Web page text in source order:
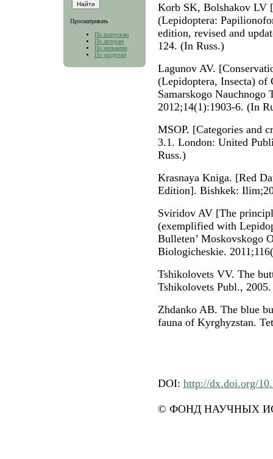
Просматривать
По выпускам
По авторам
По названию
По разделам
Korb SK, Bolshakov LV
(Lepidoptera:
edition, revised and
124. (In Russ.)
Lagunov AV.
(Lepidoptera, Insecta) of
Samarskogo Nauchnogo
2012;14(1):1903-6. (In
MSOP. [Categories and
3.1. London: United
Russ.)
Krasnaya Kniga. [Red
Edition]. Bishkek:
Sviridov AV [The
(exemplified with
Bulleten’ Moskovskogo
Biologicheskie.
Tshikolovets VV. The
Tshikolovets Publ., 2005.
Zhdanko AB. The blue
fauna of Kyrghyzstan.
DOI: http://dx.doi.org/
© ФОНД НАУЧНЫХ